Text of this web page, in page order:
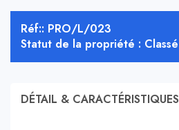
Réf:: PRO/L/023
Statut de la propriété : Classé
DÉTAIL & CARACTÉRISTIQUES